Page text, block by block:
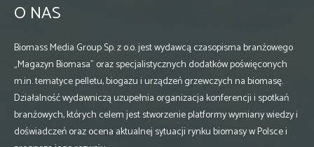
O NAS
Biomass Media Group Sp. z o.o. jest wydawcą czasopisma branżowego
„Magazyn Biomasa” oraz specjalistycznych dodatków poświęconych
m.in. tematyce pelletu, biogazu i urządzeń grzewczych na biomasę.
Działalność wydawniczą uzupełnia organizacja konferencji i spotkań
branżowych, których celem jest stworzenie platformy wymiany wiedzy i
doświadczeń oraz ocena aktualnej sytuacji rynku biomasy w Polsce i